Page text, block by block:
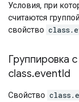
Условия, при
считаются
свойство
Группировка
class.eventId
Свойство